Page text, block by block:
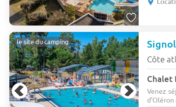
le site du camping Signol
Côte
Chalet
Venez
d'Oléron